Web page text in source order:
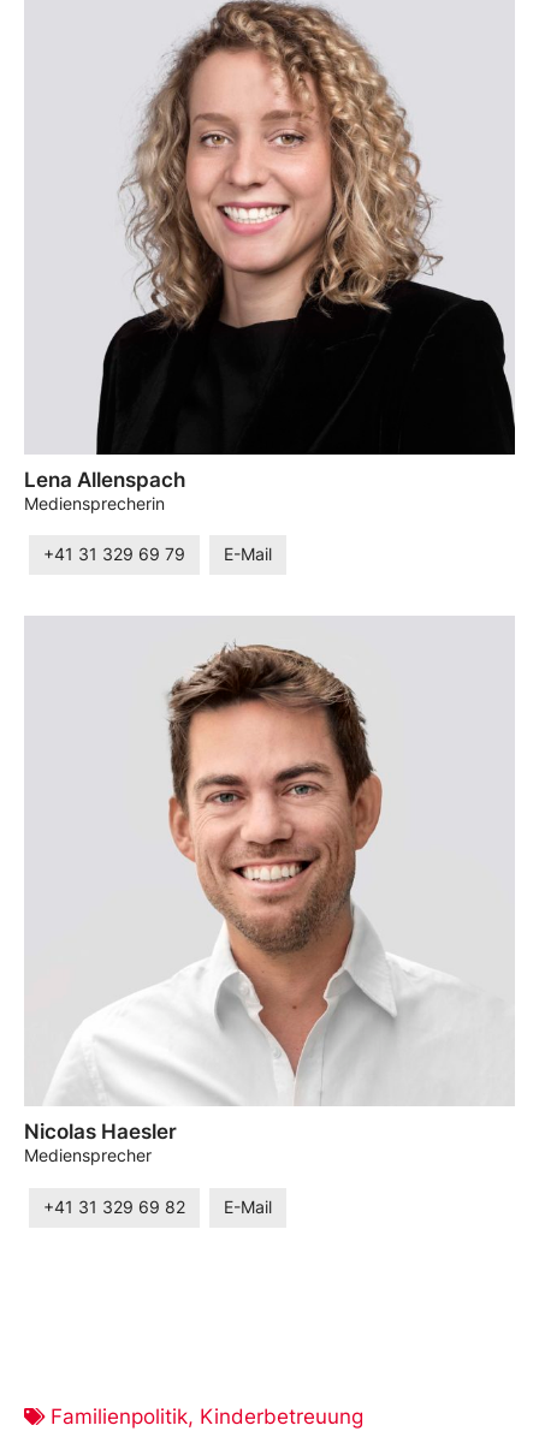
Lena Allenspach
Mediensprecherin
+41 31 329 69 79 E-Mail
Nicolas Haesler
Mediensprecher
+41 31 329 69 82 E-Mail
Familienpolitik, Kinderbetreuung